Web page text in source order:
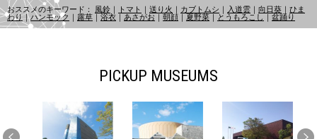
おススメのキーワード： 風鈴 ｜ トマト ｜ 送り火 ｜ カブトムシ ｜ 入道雲 ｜ 向日葵 ｜ ひま
わり ｜ハンモック ｜ 露草 ｜ 浴衣 ｜ あさがお ｜ 朝顔 ｜ 夏野菜 ｜ とうもろこし ｜ 盆踊り
PICKUP MUSEUMS